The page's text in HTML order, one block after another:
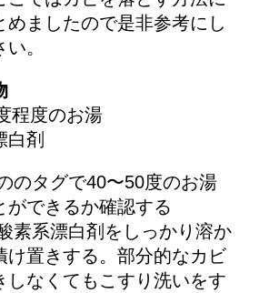
めましたので是非参考にし
。
程度のお湯
白剤
のタグで40〜50度のお湯
ができるか確認する
素系漂白剤をしっかり溶か
け置きする。部分的なカビ
しなくてもこすり洗いをす